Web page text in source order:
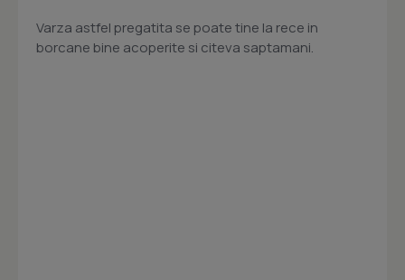
Varza astfel pregatita se poate tine la rece in
borcane bine acoperite si citeva saptamani.